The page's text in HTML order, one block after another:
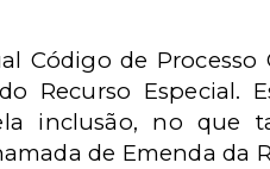
Código de Processo
Recurso Especial.
inclusão, no que
de Emenda da